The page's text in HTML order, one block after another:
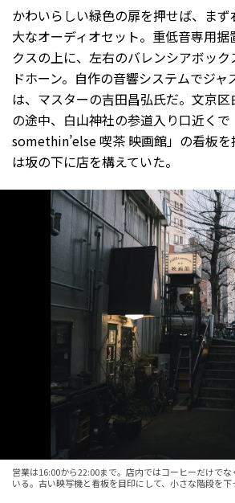
かわいらしい緑色の扉を押せば、ま
大なオーディオセット。重低音専用据
クスの上に、左右のバレンシアボッ
ドホーン。自作の音響システムでジ
は、マスターの吉田昌弘氏だ。文京
の途中、白山神社の参道入り口近くで
somethin’else 喫茶 映画館」の看板
は坂の下に店を構えていた。
営業は16:00から22:00まで。店内ではコーヒーだけで
いる。古い映写機と看板を目印にして、小さな階段を下